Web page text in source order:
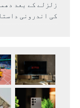
زلزلے کے بعد
کی اندرونی